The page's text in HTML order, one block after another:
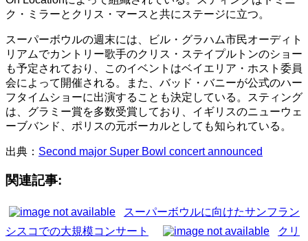
ク・ミラーとクリス・マースと共にステージに立つ。
スーパーボウルの週末には、ビル・グラハム市民オーディト
リアムでカントリー歌手のクリス・ステイプルトンのショー
も予定されており、このイベントはベイエリア・ホスト委員
会によって開催される。また、バッド・バニーが公式のハー
フタイムショーに出演することも決定している。スティング
は、グラミー賞を多数受賞しており、イギリスのニューウェ
ーブバンド、ポリスの元ボーカルとしても知られている。
出典： Second major Super Bowl concert announced
関連記事:
スーパーボウルに向けたサンフラン
シスコでの大規模コンサート
クリ